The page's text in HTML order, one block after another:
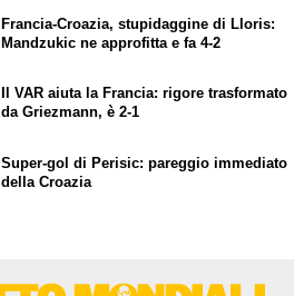
Francia-Croazia, stupidaggine di Lloris:
Mandzukic ne approfitta e fa 4-2
Il VAR aiuta la Francia: rigore trasformato
da Griezmann, è 2-1
Super-gol di Perisic: pareggio immediato
della Croazia